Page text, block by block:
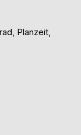
Planzeit,